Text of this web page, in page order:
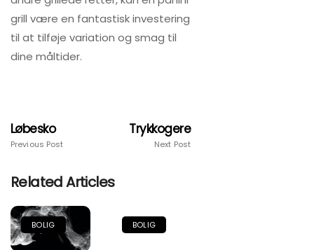
grill være en fantastisk investering
til at tilføje variation og smag til
dine måltider.
Løbesko
Previous Post
Trykkogere
Next Post
Related Articles
BOLIG BOLIG